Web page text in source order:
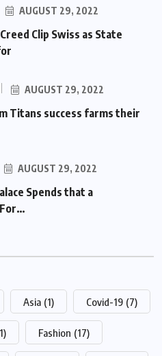
AUGUST 29, 2022
Clip Swiss as State
AUGUST 29, 2022
Titans success farms their
AUGUST 29, 2022
Spends that a Hefty Sum
Asia (1) Covid-19 (7)
Fashion (17)